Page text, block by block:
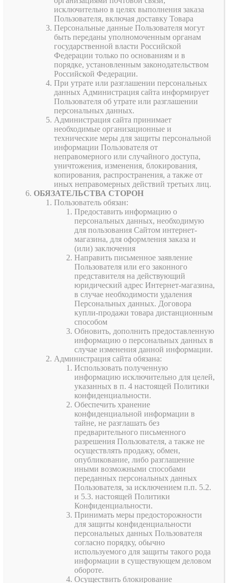
исключительно в целях выполнения заказа
Пользователя, включая доставку Товара
Персональные данные Пользователя могут
быть переданы уполномоченным органам
государственной власти Российской
Федерации только по основаниям и в
порядке, установленным законодательством
Российской Федерации.
При утрате или разглашении персональных
данных Администрация сайта информирует
Пользователя об утрате или разглашении
персональных данных.
Администрация сайта принимает
необходимые организационные и
технические меры для защиты персональной
информации Пользователя от
неправомерного или случайного доступа,
уничтожения, изменения, блокирования,
копирования, распространения, а также от
иных неправомерных действий третьих лиц.
ОБЯЗАТЕЛЬСТВА СТОРОН
Пользователь обязан:
Предоставить информацию о
персональных данных, необходимую
для пользования Сайтом интернет-
магазина, для оформления заказа и
(или) заключения
Направить письменное заявление
Пользователя или его законного
представителя на действующий
юридический адрес Интернет-магазина,
в случае необходимости удаления
Персональных данных. Договора
купли-продажи товара дистанционным
способом
Обновить, дополнить предоставленную
информацию о персональных данных в
случае изменения данной информации.
Администрация сайта обязана:
Использовать полученную
информацию исключительно для целей,
указанных в п. 4 настоящей Политики
конфиденциальности.
Обеспечить хранение
конфиденциальной информации в
тайне, не разглашать без
предварительного письменного
разрешения Пользователя, а также не
осуществлять продажу, обмен,
опубликование, либо разглашение
иными возможными способами
переданных персональных данных
Пользователя, за исключением п.п. 5.2.
и 5.3. настоящей Политики
Конфиденциальности.
Принимать меры предосторожности
для защиты конфиденциальности
персональных данных Пользователя
согласно порядку, обычно
используемого для защиты такого рода
информации в существующем деловом
обороте.
Осуществить блокирование